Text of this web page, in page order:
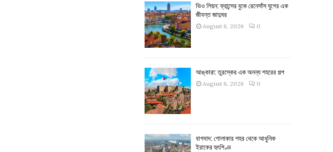
ভিও লিয়ন: ফ্রান্সের বুকে রেনেসাঁস যুগের এক
জীবন্ত জাদুঘর
August 6, 2026 0
আঙ্কারা: তুরস্কের এক অনন্য শহরের গল্প
August 6, 2026 0
বাগদাদ: গোলাকার শহর থেকে আধুনিক
ইরাকের হৃৎপিণ্ড